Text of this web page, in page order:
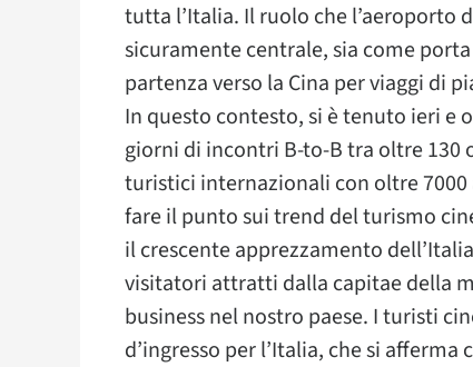
tutta l’Italia. Il ruolo che l’aeroporto
sicuramente centrale, sia come
partenza verso la Cina per viaggi di
In questo contesto, si è tenuto ieri e
giorni di incontri B-to-B tra oltre 130
turistici internazionali con oltre
fare il punto sui trend del turismo
il crescente apprezzamento
visitatori attratti dalla capitae della
business nel nostro paese. I turisti
d’ingresso per l’Italia, che si